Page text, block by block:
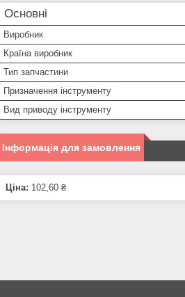
Основні
Виробник
Країна виробник
Тип запчастини
Призначення інструменту
Вид приводу інструменту
Інформація для замовлення
Ціна: 102,60 ₴